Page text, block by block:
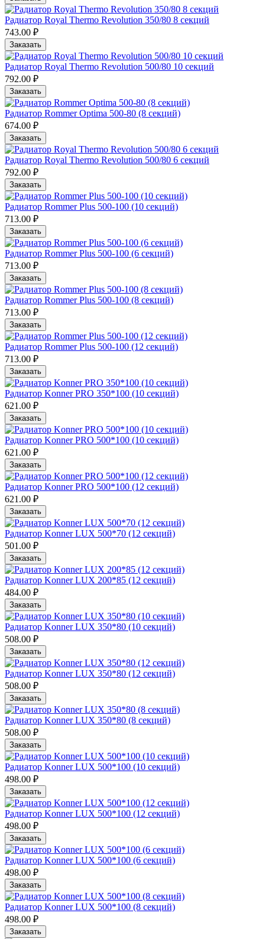
Радиатор Royal Thermo Revolution 350/80 8 cекций
743.00 ₽
Заказать
Радиатор Royal Thermo Revolution 500/80 10 cекций
792.00 ₽
Заказать
Радиатор Rommer Optima 500-80 (8 секций)
674.00 ₽
Заказать
Радиатор Royal Thermo Revolution 500/80 6 cекций
792.00 ₽
Заказать
Радиатор Rommer Plus 500-100 (10 секций)
713.00 ₽
Заказать
Радиатор Rommer Plus 500-100 (6 секций)
713.00 ₽
Заказать
Радиатор Rommer Plus 500-100 (8 секций)
713.00 ₽
Заказать
Радиатор Rommer Plus 500-100 (12 секций)
713.00 ₽
Заказать
Радиатор Konner PRO 350*100 (10 cекций)
621.00 ₽
Заказать
Радиатор Konner PRO 500*100 (10 cекций)
621.00 ₽
Заказать
Радиатор Konner PRO 500*100 (12 cекций)
621.00 ₽
Заказать
Радиатор Konner LUX 500*70 (12 cекций)
501.00 ₽
Заказать
Радиатор Konner LUX 200*85 (12 cекций)
484.00 ₽
Заказать
Радиатор Konner LUX 350*80 (10 cекций)
508.00 ₽
Заказать
Радиатор Konner LUX 350*80 (12 cекций)
508.00 ₽
Заказать
Радиатор Konner LUX 350*80 (8 cекций)
508.00 ₽
Заказать
Радиатор Konner LUX 500*100 (10 cекций)
498.00 ₽
Заказать
Радиатор Konner LUX 500*100 (12 cекций)
498.00 ₽
Заказать
Радиатор Konner LUX 500*100 (6 cекций)
498.00 ₽
Заказать
Радиатор Konner LUX 500*100 (8 cекций)
498.00 ₽
Заказать